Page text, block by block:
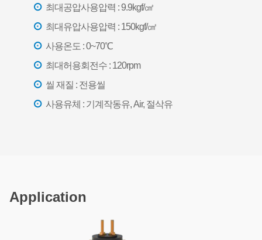
최대공압사용압력 : 9.9kgf/㎠
최대유압사용압력 : 150kgf/㎠
사용온도 : 0~70℃
최대허용회전수 : 120rpm
씰 재질 : 전용씰
사용유체 : 기계작동유, Air, 절삭유
Application